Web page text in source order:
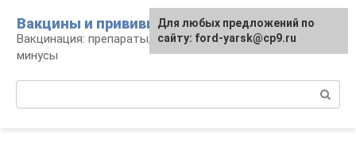
контенту
Вакцины и прививки
Вакцинация: препараты, график, плюсы и
минусы
Для любых предложений по
сайту: ford-yarsk@cp9.ru